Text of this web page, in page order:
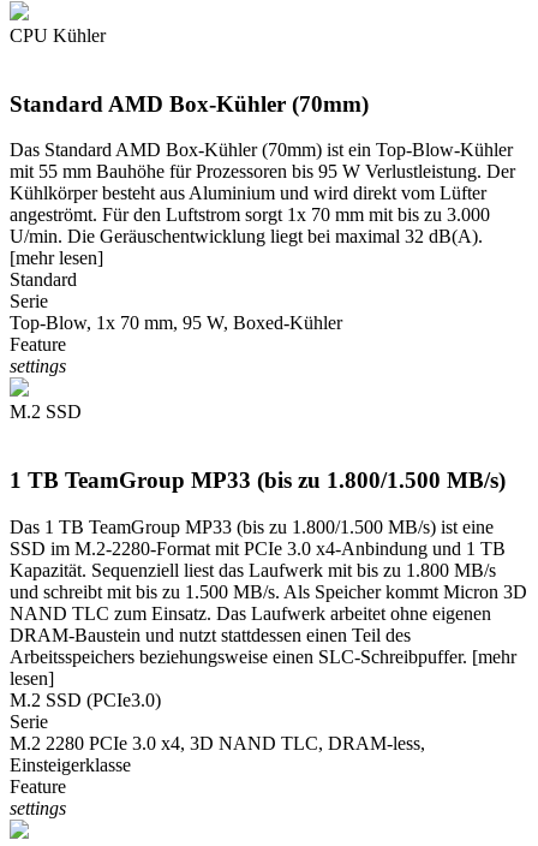
CPU Kühler
Standard AMD Box-Kühler (70mm)
Das Standard AMD Box-Kühler (70mm) ist ein Top-Blow-Kühler
mit 55 mm Bauhöhe für Prozessoren bis 95 W Verlustleistung. Der
Kühlkörper besteht aus Aluminium und wird direkt vom Lüfter
angeströmt. Für den Luftstrom sorgt 1x 70 mm mit bis zu 3.000
U/min. Die Geräuschentwicklung liegt bei maximal 32 dB(A).
[mehr lesen]
Standard
Serie
Top-Blow, 1x 70 mm, 95 W, Boxed-Kühler
Feature
settings
M.2 SSD
1 TB TeamGroup MP33 (bis zu 1.800/1.500 MB/s)
Das 1 TB TeamGroup MP33 (bis zu 1.800/1.500 MB/s) ist eine
SSD im M.2-2280-Format mit PCIe 3.0 x4-Anbindung und 1 TB
Kapazität. Sequenziell liest das Laufwerk mit bis zu 1.800 MB/s
und schreibt mit bis zu 1.500 MB/s. Als Speicher kommt Micron 3D
NAND TLC zum Einsatz. Das Laufwerk arbeitet ohne eigenen
DRAM-Baustein und nutzt stattdessen einen Teil des
Arbeitsspeichers beziehungsweise einen SLC-Schreibpuffer. [mehr
lesen]
M.2 SSD (PCIe3.0)
Serie
M.2 2280 PCIe 3.0 x4, 3D NAND TLC, DRAM-less,
Einsteigerklasse
Feature
settings